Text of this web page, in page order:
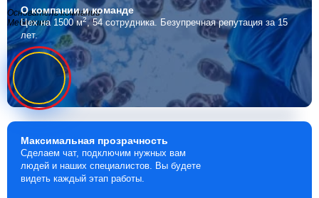
Основатель компании
Мебелино
О компаниии команде
Цех на 1500 м2, 54 сотрудника. Безупречная репутация за 15
лет.
Максимальная прозрачность
Сделаем чат, подключим нужных вам
людей и наших специалистов. Вы будете
видеть каждый этап работы.